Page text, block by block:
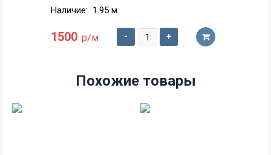
Наличие: 1.95 м
1500 р/м - +
Похожие товары